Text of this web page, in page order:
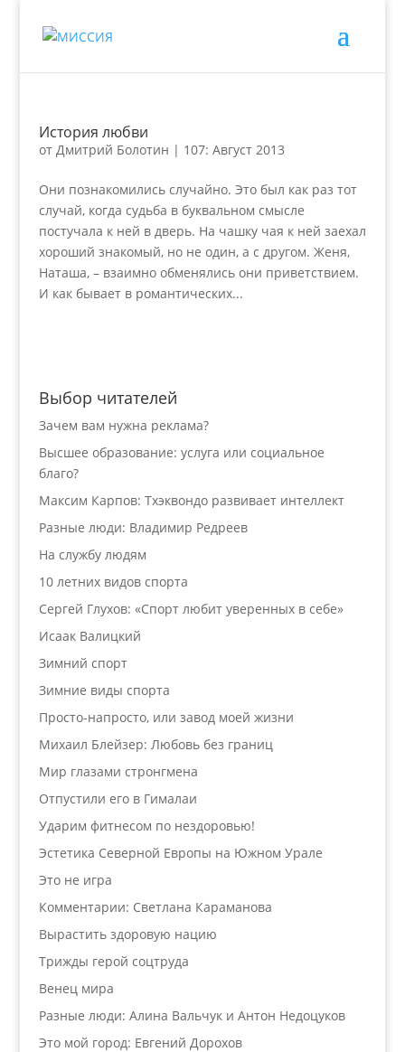
История любви
от Дмитрий Болотин | 107: Август 2013
Они познакомились случайно. Это был как раз тот
случай, когда судьба в буквальном смысле
постучала к ней в дверь. На чашку чая к ней заехал
хороший знакомый, но не один, а с другом. Женя,
Наташа, – взаимно обменялись они приветствием.
И как бывает в романтических...
Выбор читателей
Зачем вам нужна реклама?
Высшее образование: услуга или социальное
благо?
Максим Карпов: Тхэквондо развивает интеллект
Разные люди: Владимир Редреев
На службу людям
10 летних видов спорта
Сергей Глухов: «Спорт любит уверенных в себе»
Исаак Валицкий
Зимний спорт
Зимние виды спорта
Просто-напросто, или завод моей жизни
Михаил Блейзер: Любовь без границ
Мир глазами стронгмена
Отпустили его в Гималаи
Ударим фитнесом по нездоровью!
Эстетика Северной Европы на Южном Урале
Это не игра
Комментарии: Светлана Караманова
Вырастить здоровую нацию
Трижды герой соцтруда
Венец мира
Разные люди: Алина Вальчук и Антон Недоцуков
Это мой город: Евгений Дорохов